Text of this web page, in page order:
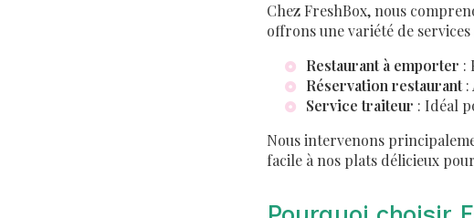
Chez FreshBox, nous
offrons une variété de
Restaurant à emporter :
Réservation restaurant:
Service traiteur : Idéal
Nous intervenons
facile à nos plats délicieux